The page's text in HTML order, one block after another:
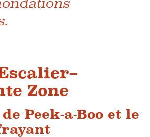
Zone
Peek-a-Boo et le